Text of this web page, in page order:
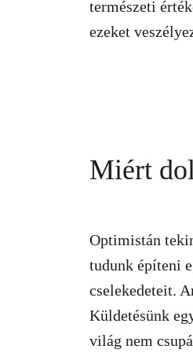
természeti
ezeket
Miért
Optimistán
tudunk építeni
cselekedeteit.
Küldetésünk
világ nem